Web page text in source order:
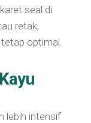
seal di
retak,
optimal.
lebih intensif